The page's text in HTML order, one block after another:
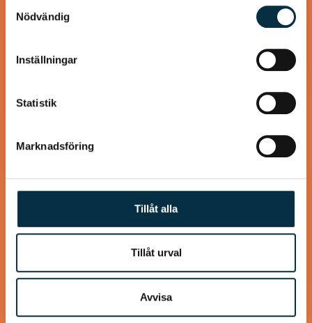
annons- och analysföretag som vi samarbetar med.
Dessa kan i sin tur kombinera informationen med annan
information som du har tillhandahållit eller som de har
samlat in när du har använt deras tjänster.
Nödvändig
Inställningar
Statistik
Marknadsföring
Tillåt alla
Tillåt urval
Avvisa
@koppargrytan
Turkisk köfte